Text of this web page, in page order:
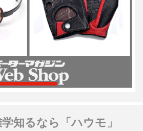
知るなら「ハウモ」